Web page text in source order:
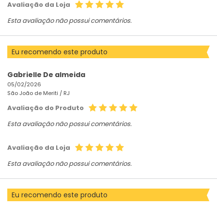
Avaliação da Loja
Esta avaliação não possui comentários.
Eu recomendo este produto
Gabrielle De almeida
05/02/2026
São João de Meriti / RJ
Avaliação do Produto
Esta avaliação não possui comentários.
Avaliação da Loja
Esta avaliação não possui comentários.
Eu recomendo este produto